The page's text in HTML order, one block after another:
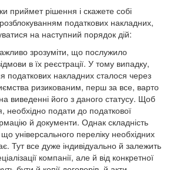
приймет рішення і скажете собі
податкових накладних,
на наступний порядок дій:
зрозуміти, що послужило
в їх реєстрації. У тому випадку,
податкових накладних сталося через
ризикованим, перш за все, варто
виведенні його з даного статусу. Щоб
необхідно подати до податкової
й документи. Однак складність
універсального переліку необхідних
Тут все дуже індивідуально й залежить
компанії, але й від конкретної